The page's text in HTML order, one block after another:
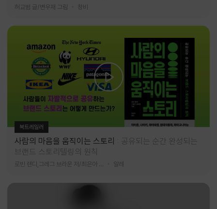
허교범 글/변우재 그림 창비
북트레일러
사람의 마음을 움직이는 스토리
공유되는 순간 완성되는
브랜드 스토리텔링의 원칙
알레